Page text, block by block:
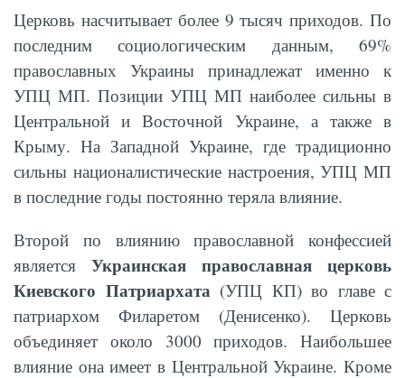
Церковь насчитывает более 9 тысяч приходов. По
последним социологическим данным, 69%
православных Украины принадлежат именно к
УПЦ МП. Позиции УПЦ МП наиболее сильны в
Центральной и Восточной Украине, а также в
Крыму. На Западной Украине, где традиционно
сильны националистические настроения, УПЦ МП
в последние годы постоянно теряла влияние.
Второй по влиянию православной конфессией
является Украинская православная церковь
Киевского Патриархата (УПЦ КП) во главе с
патриархом Филаретом (Денисенко). Церковь
объединяет около 3000 приходов. Наибольшее
влияние она имеет в Центральной Украине. Кроме